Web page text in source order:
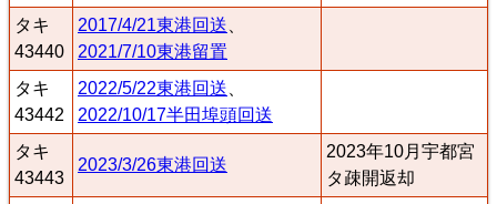
タキ
43440
2017/4/21東港回送
2021/7/10東港留置
タキ
43442
2022/5/22東港回送
2022/10/17半田埠頭回送
タキ
43443
2023/3/26東港回送
2023年10月宇都宮
タ疎開返却